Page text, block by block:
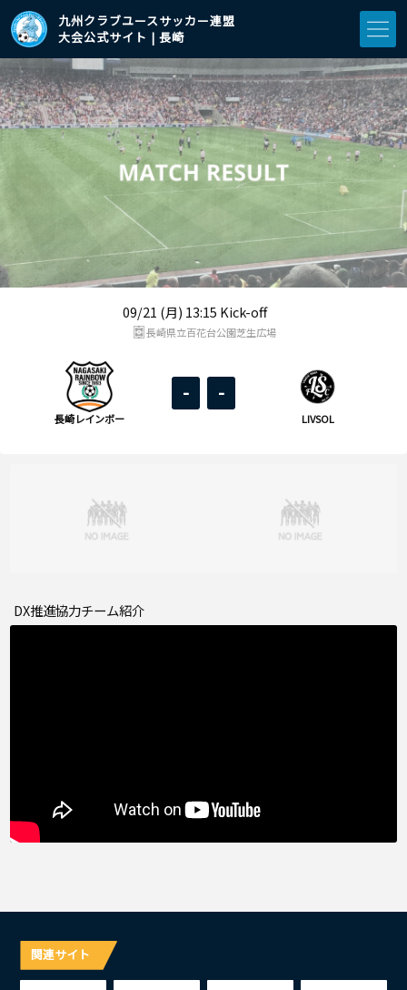
九州クラブユースサッカー連盟
大会公式サイト | 長崎
09/21 (月) 13:15 Kick-off
長崎レインボー
- -
LIVSOL
長崎県立百花台公園芝生広場
DX推進協力チーム紹介
関連サイト